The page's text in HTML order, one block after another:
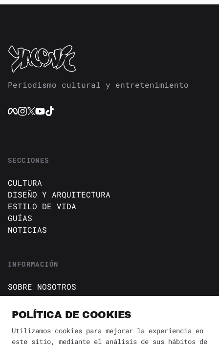
Periodismo cultural y entretenimiento
SECCIONES
CULTURA
DISEÑO Y ARQUITECTURA
ESTILO DE VIDA
GUÍAS
NOTICIAS
INFORMACIÓN
SOBRE NOSOTROS
CONTACTO
Política de cookies
POLÍTICA DE COOKIES
Utilizamos cookies para mejorar la experiencia en
este sitio, mediante el análisis de sus hábitos de